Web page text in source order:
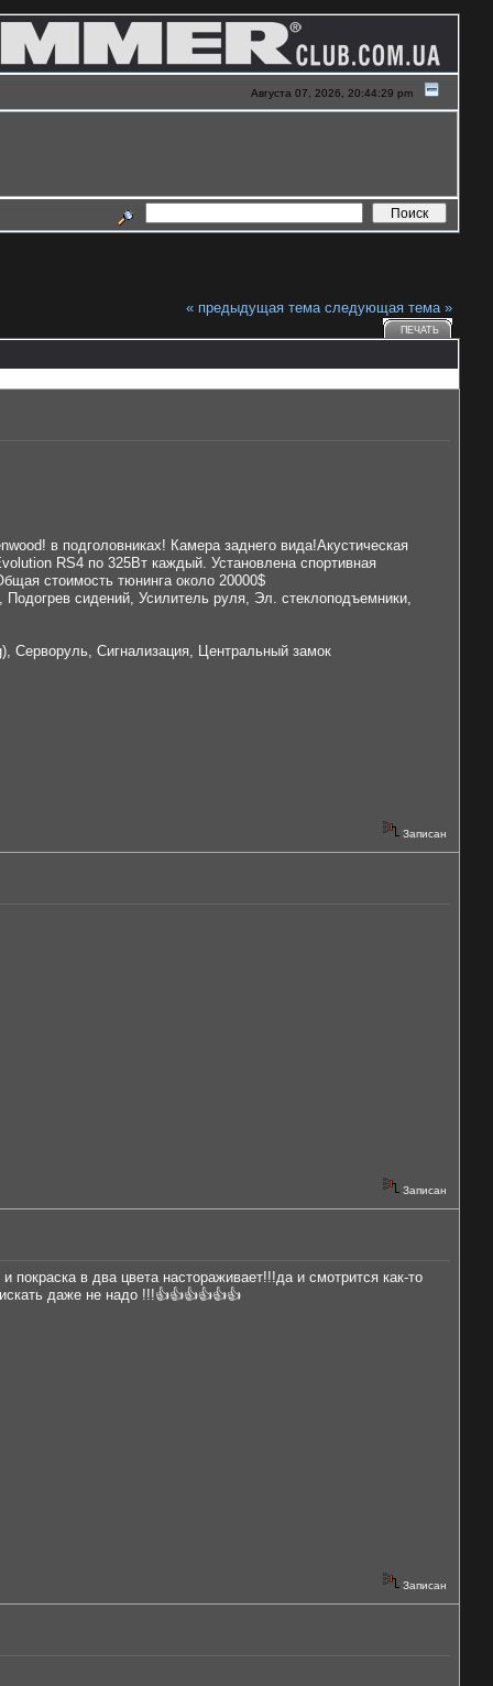
Августа 07, 2026, 20:44:29 pm
« предыдущая тема следующая тема »
ПЕЧАТЬ
в подголовниках! Камера заднего вида!Акустическая
RS4 по 325Вт каждый. Установлена спортивная
стоимость тюнинга около 20000$
сидений, Усилитель руля, Эл. стеклоподъемники,
Серворуль, Сигнализация, Центральный замок
Записан
Записан
в два цвета настораживает!!!да и смотрится как-то
даже не надо !!!👍👍👍👍👍👍
Записан